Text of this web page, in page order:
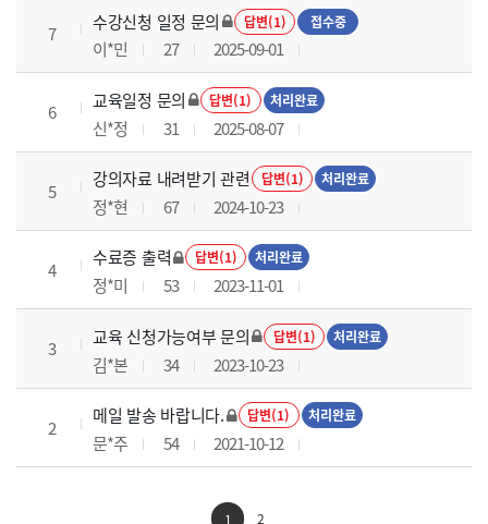
7
수강신청 일정 문의 답변(1) 접수중
이*민 27 2025-09-01
6
교육일정 문의 답변(1) 처리완료
신*정 31 2025-08-07
5
강의자료 내려받기 관련 답변(1) 처리완료
정*현 67 2024-10-23
4
수료증 출력 답변(1) 처리완료
정*미 53 2023-11-01
3
교육 신청가능여부 문의 답변(1) 처리완료
김*본 34 2023-10-23
2
메일 발송 바랍니다. 답변(1) 처리완료
문*주 54 2021-10-12
1 2